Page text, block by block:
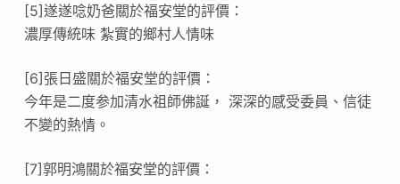
[5]遂遂唸奶爸關於福安堂的評價：
濃厚傳統味 紮實的鄉村人情味
[6]張日盛關於福安堂的評價：
今年是二度参加清水祖師佛誕， 深深的感受委員、信徒
不變的熱情。
[7]郭明鴻關於福安堂的評價：